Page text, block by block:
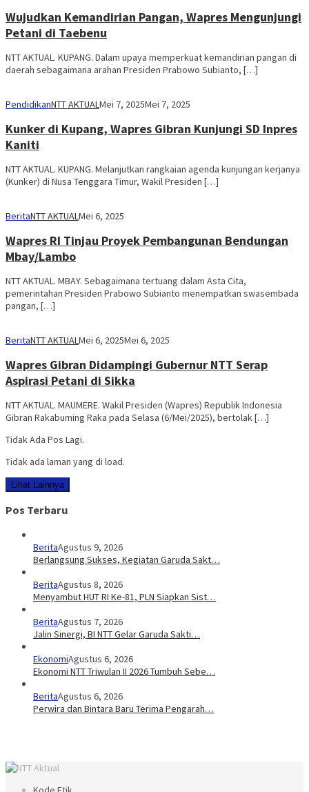
Wujudkan Kemandirian Pangan, Wapres Mengunjungi
Petani di Taebenu
NTT AKTUAL. KUPANG. Dalam upaya memperkuat kemandirian pangan di
daerah sebagaimana arahan Presiden Prabowo Subianto, […]
PendidikanNTT AKTUALMei 7, 2025Mei 7, 2025
Kunker di Kupang, Wapres Gibran Kunjungi SD Inpres
Kaniti
NTT AKTUAL. KUPANG. Melanjutkan rangkaian agenda kunjungan kerjanya
(Kunker) di Nusa Tenggara Timur, Wakil Presiden […]
BeritaNTT AKTUALMei 6, 2025
Wapres RI Tinjau Proyek Pembangunan Bendungan
Mbay/Lambo
NTT AKTUAL. MBAY. Sebagaimana tertuang dalam Asta Cita,
pemerintahan Presiden Prabowo Subianto menempatkan swasembada
pangan, […]
BeritaNTT AKTUALMei 6, 2025Mei 6, 2025
Wapres Gibran Didampingi Gubernur NTT Serap
Aspirasi Petani di Sikka
NTT AKTUAL. MAUMERE. Wakil Presiden (Wapres) Republik Indonesia
Gibran Rakabuming Raka pada Selasa (6/Mei/2025), bertolak […]
Tidak Ada Pos Lagi.
Tidak ada laman yang di load.
Lihat Lainnya
Pos Terbaru
BeritaAgustus 9, 2026
Berlangsung Sukses, Kegiatan Garuda Sakt…
BeritaAgustus 8, 2026
Menyambut HUT RI Ke-81, PLN Siapkan Sist…
BeritaAgustus 7, 2026
Jalin Sinergi, BI NTT Gelar Garuda Sakti…
EkonomiAgustus 6, 2026
Ekonomi NTT Triwulan II 2026 Tumbuh Sebe…
BeritaAgustus 6, 2026
Perwira dan Bintara Baru Terima Pengarah…